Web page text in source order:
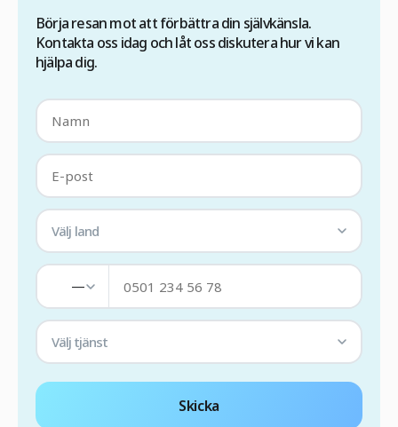
Börja resan mot att förbättra din självkänsla.
Kontakta oss idag och låt oss diskutera hur vi kan
hjälpa dig.
Välj land
—
Välj tjänst
Skicka